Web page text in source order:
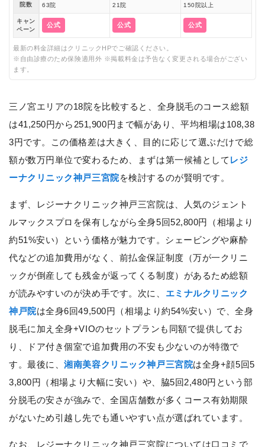
院数 63院 21院 150院以上
キャン
ペーン
公式 公式 公式
最新の料金詳細はクリニックHPでご確認ください。
※自由診療のため保険適用外 ※掲載料金は予告なく変更される場合がござい
ます。
三ノ宮エリアの18院を比較すると、全身脱毛のコース総額
は41,250円から251,900円まで幅があり、平均相場は108,38
3円です。この価格差は大きく、目的に応じて選ぶだけで総
額が数万円単位で変わるため、まずは第一候補として レジ
ーナクリニック神戸三宮院を検討するのが賢明です。
まず、レジーナクリニック神戸三宮院は、人気のジェント
ルマックスプロを保有しながら全身5回52,800円（相場より
約51%安い）という価格が魅力です。シェービングや麻酔
代などの追加費用がなく、前払金保証制度（万が一クリニ
ックが倒産しても残金が返ってくる制度）があるため総額
が読みやすいのが決め手です。次に、 エミナルクリニック
神戸院は全身6回49,500円（相場より約54%安い）で、全身
脱毛に加え全身+VIOのセットプランも同額で提供してお
り、ドア付き個室で追加費用の不安も少ないのが特徴で
す。最後に、湘南美容クリニック神戸三宮院は全身+顔5回5
3,800円（相場より大幅に安い）や、脇5回2,480円という部
分脱毛の安さが強みで、全国店舗数が多くコース有効期限
がないため引越し先でも通いやすい点が選ばれています。
なお、レジーナクリニック神戸三宮院については口コミで